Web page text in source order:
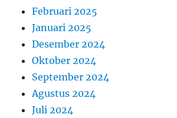
Februari 2025
Januari 2025
Desember 2024
Oktober 2024
September 2024
Agustus 2024
Juli 2024